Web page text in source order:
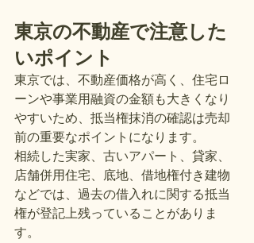
東京の不動産で注意した
いポイント
東京では、不動産価格が高く、住宅ロ
ーンや事業用融資の金額も大きくなり
やすいため、抵当権抹消の確認は売却
前の重要なポイントになります。
相続した実家、古いアパート、貸家、
店舗併用住宅、底地、借地権付き建物
などでは、過去の借入れに関する抵当
権が登記上残っていることがありま
す。